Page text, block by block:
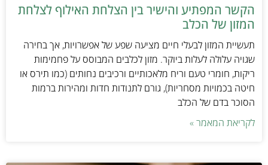
הקשר המפתיע והישיר בין הצלחת האילוף לצלחת
המזון של הכלב
תעשיית המזון לבעלי חיים מציעה שפע של אפשרויות, אך בחירה
שגויה עלולה לעלות ביוקר. מזון לכלבים המבוסס על פחמימות
ריקות, חומרי טעם וריח מלאכותיים ורכיבים נחותים (כמו תירס או
חיטה בכמויות מסחריות), גורם לתנודות חדות ומהירות ברמות
הסוכר בדם של הכלב
לקריאת המאמר »